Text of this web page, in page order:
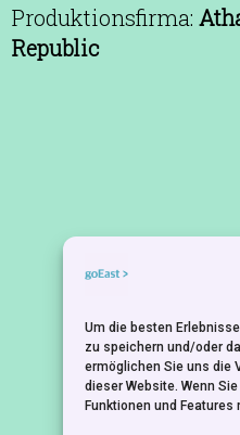
Um die besten
zu speichern und/oder
ermöglichen Sie uns die
dieser Website. Wenn
Funktionen und
Produktionsfirma:
Republic